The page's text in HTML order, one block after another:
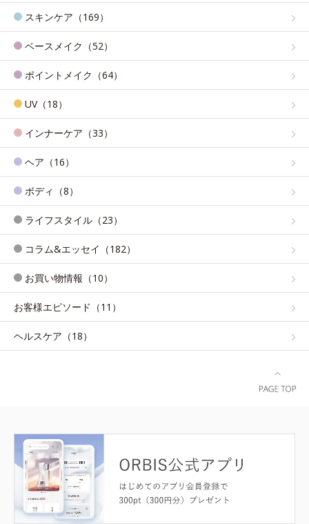
スキンケア（169）
ベースメイク（52）
ポイントメイク（64）
UV（18）
インナーケア（33）
ヘア（16）
ボディ（8）
ライフスタイル（23）
コラム&エッセイ（182）
お買い物情報（10）
お客様エピソード（11）
ヘルスケア（18）